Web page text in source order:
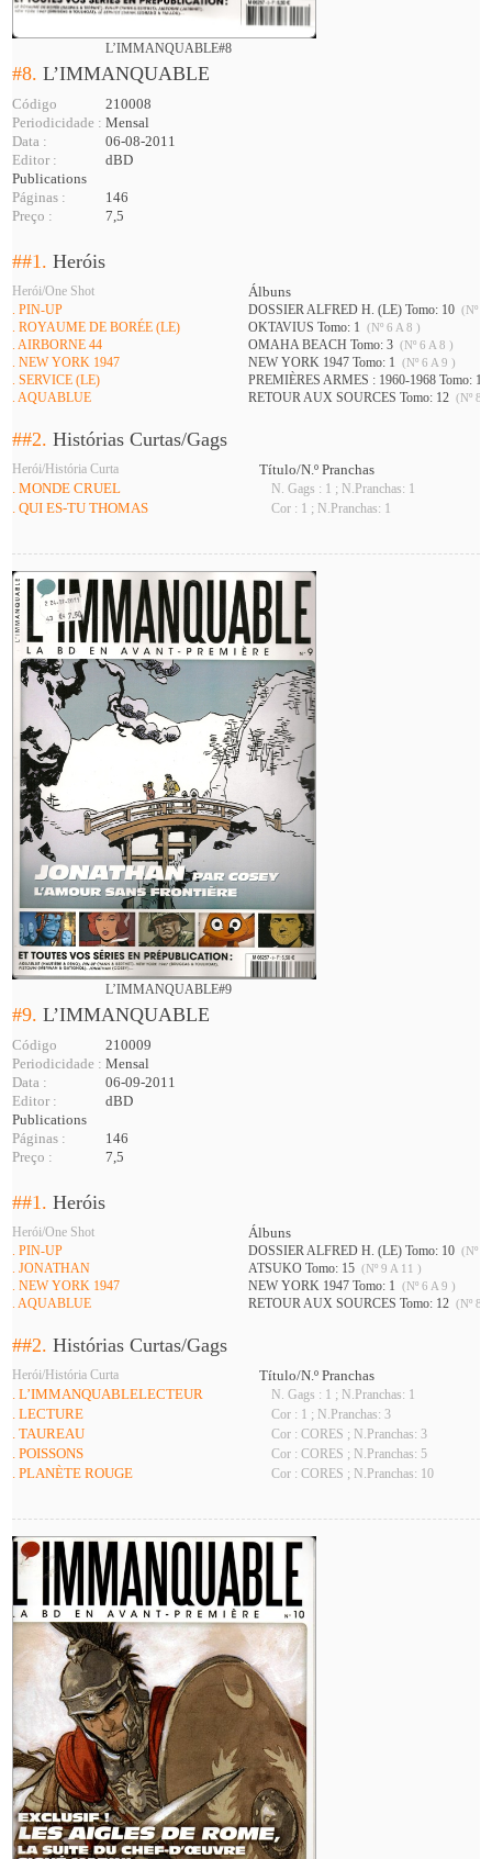
L’IMMANQUABLE#8
#8.L’IMMANQUABLE
Código
210008
Periodicidade : Mensal
Data :
06-08-2011
Editor :
dBD
Publications
Páginas :
146
Preço :
7,5
##1.Heróis
Herói/One Shot Álbuns
. PIN-UP DOSSIER ALFRED H. (LE) Tomo: 10 (Nº 7
. ROYAUME DE BORÉE (LE) OKTAVIUS Tomo: 1 (Nº 6 A 8 )
. AIRBORNE 44 OMAHA BEACH Tomo: 3 (Nº 6 A 8 )
. NEW YORK 1947 NEW YORK 1947 Tomo: 1 (Nº 6 A 9 )
. SERVICE (LE) PREMIÈRES ARMES : 1960-1968 Tomo: 1
. AQUABLUE RETOUR AUX SOURCES Tomo: 12 (Nº 8
##2.Histórias Curtas/Gags
Herói/História Curta
Título/N.º Pranchas
. MONDE CRUEL
N. Gags : 1 ; N.Pranchas: 1
. QUI ES-TU THOMAS Cor : 1 ; N.Pranchas: 1
L’IMMANQUABLE#9
#9.L’IMMANQUABLE
Código
210009
Periodicidade : Mensal
Data :
06-09-2011
Editor :
dBD
Publications
Páginas :
146
Preço :
7,5
##1.Heróis
Herói/One Shot Álbuns
. PIN-UP DOSSIER ALFRED H. (LE) Tomo: 10 (Nº 7
. JONATHAN ATSUKO Tomo: 15 (Nº 9 A 11 )
. NEW YORK 1947 NEW YORK 1947 Tomo: 1 (Nº 6 A 9 )
. AQUABLUE RETOUR AUX SOURCES Tomo: 12 (Nº 8
##2.Histórias Curtas/Gags
Herói/História Curta
Título/N.º Pranchas
. L’IMMANQUABLELECTEUR
N. Gags : 1 ; N.Pranchas: 1
. LECTURE Cor : 1 ; N.Pranchas: 3
. TAUREAU Cor : CORES ; N.Pranchas: 3
. POISSONS Cor : CORES ; N.Pranchas: 5
. PLANÈTE ROUGE Cor : CORES ; N.Pranchas: 10